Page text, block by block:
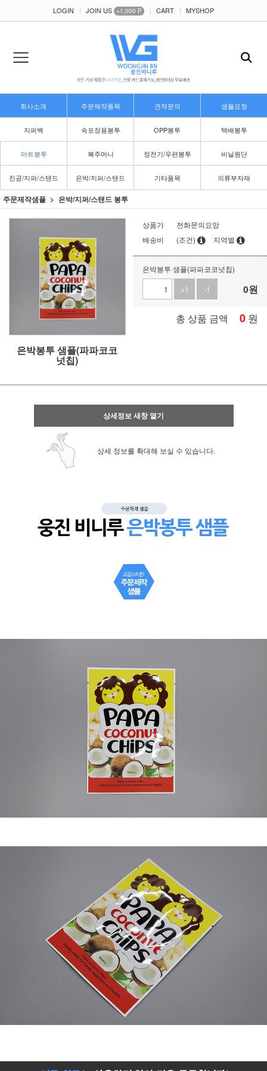
LOGIN JOIN US +1,000 P CART MYSHOP
회사소개 주문제작품목 견적문의 샘플요청
지퍼백 속포장용봉투 OPP봉투 택배봉투
마트봉투 복주머니 정전기/우편봉투 비닐원단
진공/지퍼/스탠드 은박/지퍼/스탠드 기타품목 의류부자재
주문제작샘플 은박/지퍼/스탠드 봉투
은박봉투 샘플(파파코코
넛칩)
상품가
전화문의요망
배송비
(조건) 지역별
은박봉투 샘플(파파코코넛칩)
+1
-1 0원
총 상품 금액 0 원
상세정보 새창 열기
상세 정보를 확대해 보실 수 있습니다.